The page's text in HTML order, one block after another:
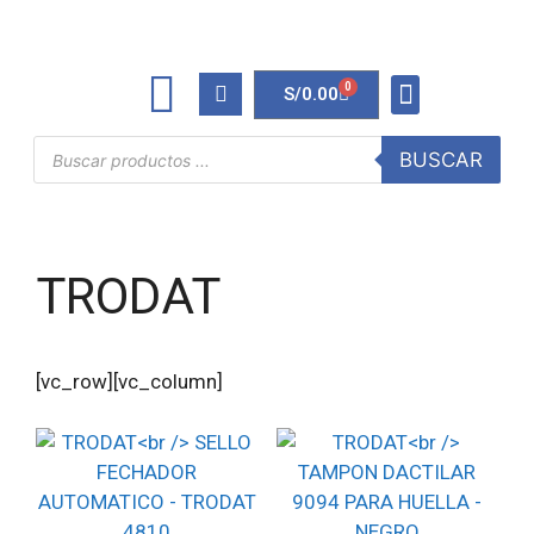
S/0.00 0
BUSCAR
TRODAT
[vc_row][vc_column]